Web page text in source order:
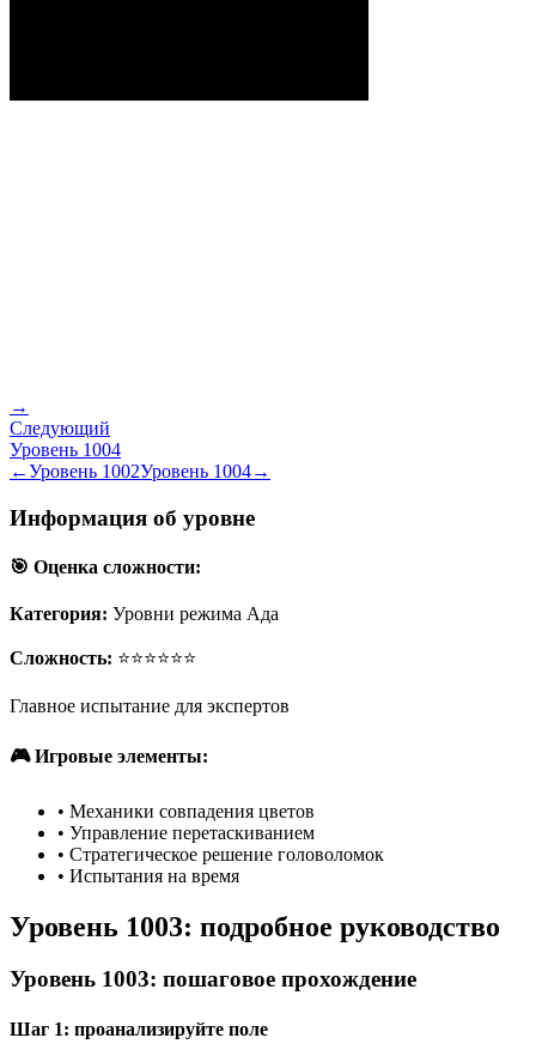
→
Следующий
Уровень 1004
←Уровень 1002Уровень 1004→
Информация об уровне
🎯 Оценка сложности:
Категория: Уровни режима Ада
Сложность: ⭐⭐⭐⭐⭐⭐
Главное испытание для экспертов
🎮 Игровые элементы:
• Механики совпадения цветов
• Управление перетаскиванием
• Стратегическое решение головоломок
• Испытания на время
Уровень 1003: подробное руководство
Уровень 1003: пошаговое прохождение
Шаг 1: проанализируйте поле